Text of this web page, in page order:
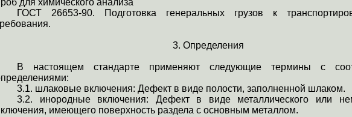
для химического анализа
ГОСТ 26653-90. Подготовка генеральных грузов к
3. Определения
В настоящем стандарте применяют следующие термины с
3.1. шлаковые включения: Дефект в виде полости, заполненной шлаком.
3.2. инородные включения: Дефект в виде металлического или
имеющего поверхность раздела с основным металлом.